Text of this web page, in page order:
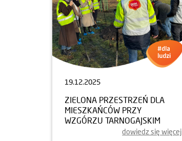
19.12.2025
ZIELONA PRZESTRZEŃ DLA
MIESZKAŃCÓW PRZY
WZGÓRZU TARNOGAJSKIM
dowiedz się więcej